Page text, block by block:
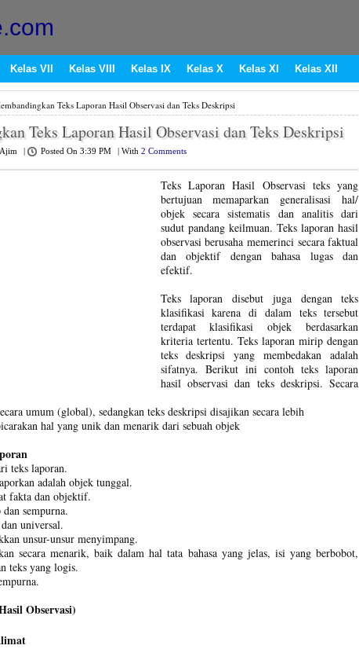
Kelas VII Kelas VIII Kelas IX Kelas X Kelas XI Kelas XII
Teks Laporan Hasil Observasi dan Teks Deskripsi
Teks Laporan Hasil Observasi dan Teks Deskripsi
Posted On 3:39 PM With 2 Comments
Teks Laporan Hasil Observasi teks yang
bertujuan memaparkan generalisasi hal/
objek secara sistematis dan analitis dari
sudut pandang keilmuan. Teks laporan hasil
observasi berusaha memerinci secara faktual
dan objektif dengan bahasa lugas dan
efektif.
Teks laporan disebut juga dengan teks
klasifikasi karena di dalam teks tersebut
terdapat klasifikasi objek berdasarkan
kriteria tertentu. Teks laporan mirip dengan
teks deskripsi yang membedakan adalah
sifatnya. Berikut ini contoh teks laporan
hasil observasi dan teks deskripsi. Secara
umum (global), sedangkan teks deskripsi disajikan secara lebih
hal yang unik dan menarik dari sebuah objek
teks laporan.
adalah objek tunggal.
fakta dan objektif.
sempurna.
universal.
unsur-unsur menyimpang.
secara menarik, baik dalam hal tata bahasa yang jelas, isi yang berbobot,
teks yang logis.
Observasi)